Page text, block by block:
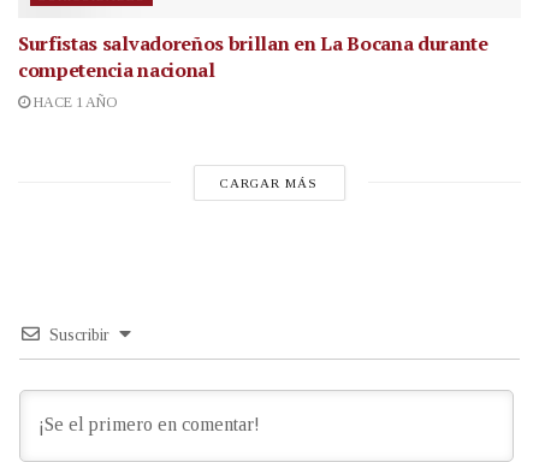
Surfistas salvadoreños brillan en La Bocana durante
competencia nacional
HACE 1 AÑO
CARGAR MÁS
Suscribir